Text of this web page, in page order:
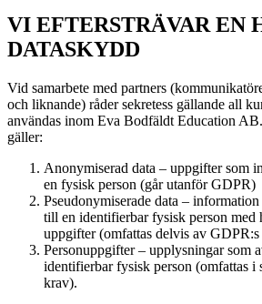
VI EFTERSTRÄVAR EN
DATASKYDD
Vid samarbete med partners
och liknande) råder sekretess gällande all
användas inom Eva Bodfäldt Education
gäller:
Anonymiserad data – uppgifter som
en fysisk person (går utanför GDPR)
Pseudonymiserade data –
till en identifierbar fysisk person med
uppgifter (omfattas delvis av
Personuppgifter – upplysningar som
identifierbar fysisk person (omfattas i
krav).